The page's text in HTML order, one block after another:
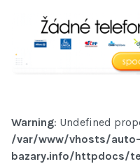
Warning: Undefined
/var/www/vhosts/auto-
bazary.info/httpdocs/